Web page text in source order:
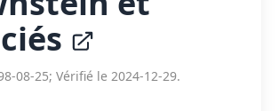
08-25; Vérifié le 2024-12-29.